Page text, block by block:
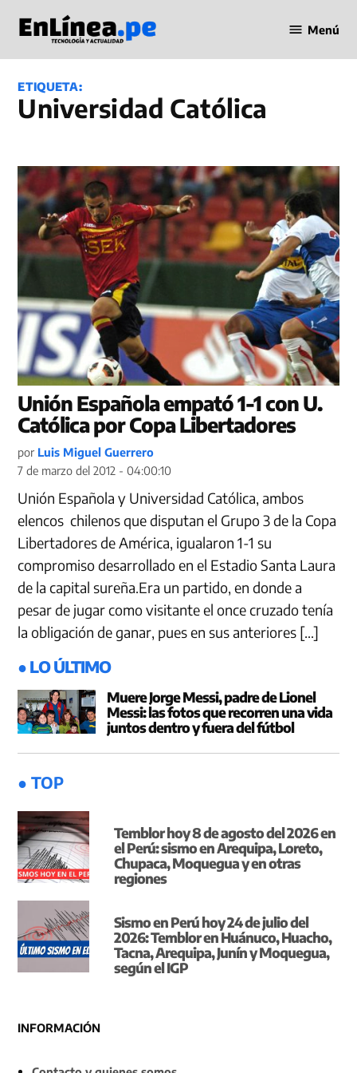
contenido
en Línea
Menú
ETIQUETA:
Universidad Católica
Unión Española empató 1-1 con U.
Católica por Copa Libertadores
por Luis Miguel Guerrero
7 de marzo del 2012 - 04:00:10
Unión Española y Universidad Católica, ambos
elencos chilenos que disputan el Grupo 3 de la Copa
Libertadores de América, igualaron 1-1 su
compromiso desarrollado en el Estadio Santa Laura
de la capital sureña.Era un partido, en donde a
pesar de jugar como visitante el once cruzado tenía
la obligación de ganar, pues en sus anteriores […]
● LO ÚLTIMO
Muere Jorge Messi, padre de Lionel
Messi: las fotos que recorren una vida
juntos dentro y fuera del fútbol
● TOP
Temblor hoy 8 de agosto del 2026 en
el Perú: sismo en Arequipa, Loreto,
Chupaca, Moquegua y en otras
regiones
Sismo en Perú hoy 24 de julio del
2026: Temblor en Huánuco, Huacho,
Tacna, Arequipa, Junín y Moquegua,
según el IGP
INFORMACIÓN